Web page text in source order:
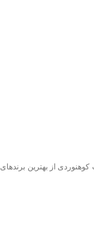
کوهنوردی از بهترین برندهای